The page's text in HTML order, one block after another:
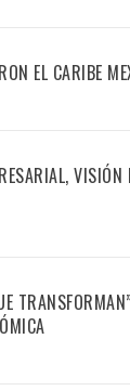
EL CARIBE